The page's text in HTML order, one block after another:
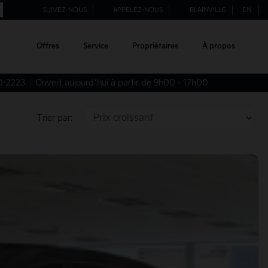
SUIVEZ-NOUS APPELEZ-NOUS BLAINVILLE EN
Offres Service Propriétaires À propos
2223 Ouvert aujourd’hui à partir de 9h00 - 17h00
Trier par: